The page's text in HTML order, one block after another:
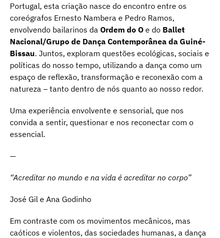
Portugal, esta criação nasce do encontro entre os
coreógrafos Ernesto Nambera e Pedro Ramos,
envolvendo bailarinos da Ordem do O e do Ballet
Nacional/Grupo de Dança Contemporânea da Guiné-
Bissau. Juntos, exploram questões ecológicas, sociais e
políticas do nosso tempo, utilizando a dança como um
espaço de reflexão, transformação e reconexão com a
natureza – tanto dentro de nós quanto ao nosso redor.
Uma experiência envolvente e sensorial, que nos
convida a sentir, questionar e nos reconectar com o
essencial.
—
“Acreditar no mundo e na vida é acreditar no corpo”
José Gil e Ana Godinho
Em contraste com os movimentos mecânicos, mas
caóticos e violentos, das sociedades humanas, a dança